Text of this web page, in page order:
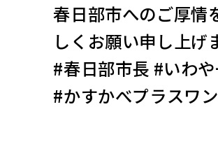
春日部市へのご厚情
しくお願い申し上げ
#春日部市長 #いわ
#かすかべプラスワン